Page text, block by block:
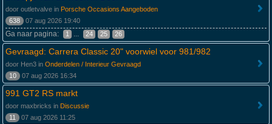
door outletvalve in Porsche Occasions Aangeboden
638
07 aug 2026 19:40
Ga naar pagina: 1 ... 24 25 26
Gevraagd: Carrera Classic 20" voorwiel voor 981/982
door Hen3 in Onderdelen / Interieur Gevraagd
10
07 aug 2026 16:34
991 GT2 RS markt
door maxbricks in Discussie
11
07 aug 2026 11:25